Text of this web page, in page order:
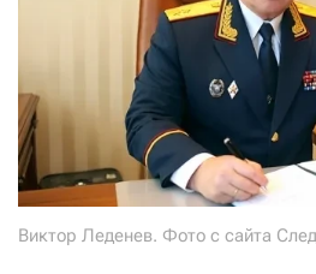
Виктор Леденев. Фото с сайта